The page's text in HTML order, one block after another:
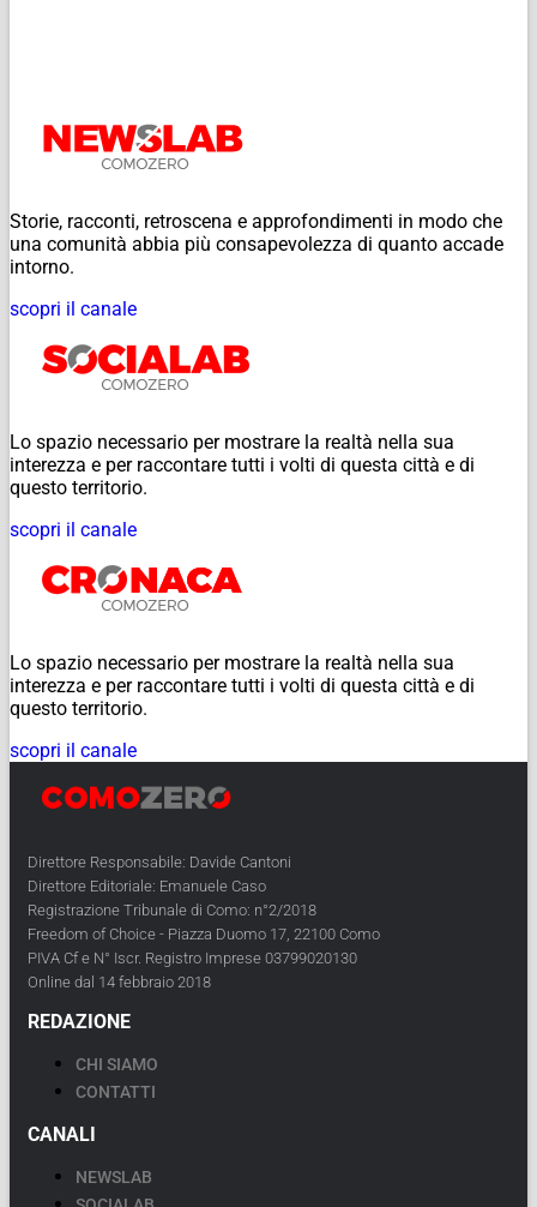
Storie, racconti, retroscena e approfondimenti in modo che
una comunità abbia più consapevolezza di quanto accade
intorno.
scopri il canale
Lo spazio necessario per mostrare la realtà nella sua
interezza e per raccontare tutti i volti di questa città e di
questo territorio.
scopri il canale
Lo spazio necessario per mostrare la realtà nella sua
interezza e per raccontare tutti i volti di questa città e di
questo territorio.
scopri il canale
Direttore Responsabile: Davide Cantoni
Direttore Editoriale: Emanuele Caso
Registrazione Tribunale di Como: n°2/2018
Freedom of Choice - Piazza Duomo 17, 22100 Como
PIVA Cf e N° Iscr. Registro Imprese 03799020130
Online dal 14 febbraio 2018
REDAZIONE
CHI SIAMO
CONTATTI
CANALI
NEWSLAB